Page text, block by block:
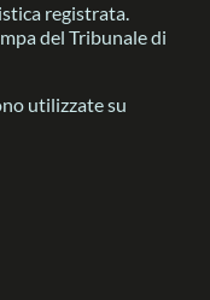
registrata.
del Tribunale di
utilizzate su